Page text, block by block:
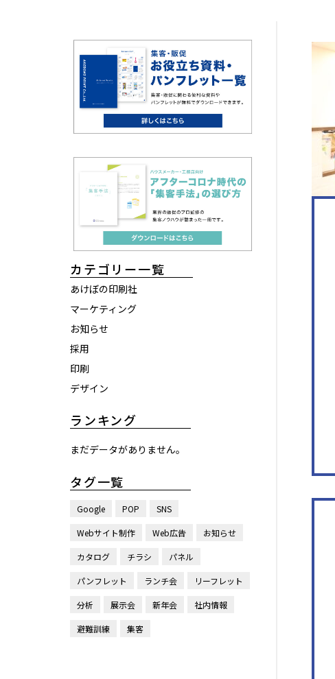
カテゴリー一覧
あけぼの印刷社
マーケティング
お知らせ
採用
印刷
デザイン
ランキング
まだデータがありません。
タグ一覧
Google POP SNS
Webサイト制作 Web広告 お知らせ
カタログ チラシ パネル
パンフレット ランチ会 リーフレット
分析 展示会 新年会 社内情報
避難訓練 集客